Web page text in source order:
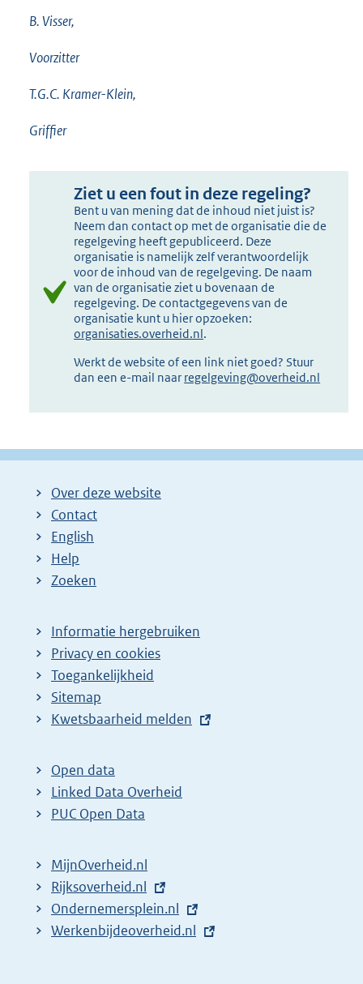
B. Visser,
Voorzitter
T.G.C. Kramer-Klein,
Griffier
Ziet u een fout in deze regeling?
Bent u van mening dat de inhoud niet juist is?
Neem dan contact op met de organisatie die de
regelgeving heeft gepubliceerd. Deze
organisatie is namelijk zelf verantwoordelijk
voor de inhoud van de regelgeving. De naam
van de organisatie ziet u bovenaan de
regelgeving. De contactgegevens van de
organisatie kunt u hier opzoeken:
organisaties.overheid.nl.
Werkt de website of een link niet goed? Stuur
dan een e-mail naar regelgeving@overheid.nl
Over deze website
Contact
English
Help
Zoeken
Informatie hergebruiken
Privacy en cookies
Toegankelijkheid
Sitemap
E
t
e
r
l
i
n
k
Kwetsbaarheid melden
Open data
Linked Data Overheid
PUC Open Data
MijnOverheid.nl
E
x
t
Rijksoverheid.nl
E
x
Ondernemersplein.nl
E
Werkenbijdeoverheid.nl